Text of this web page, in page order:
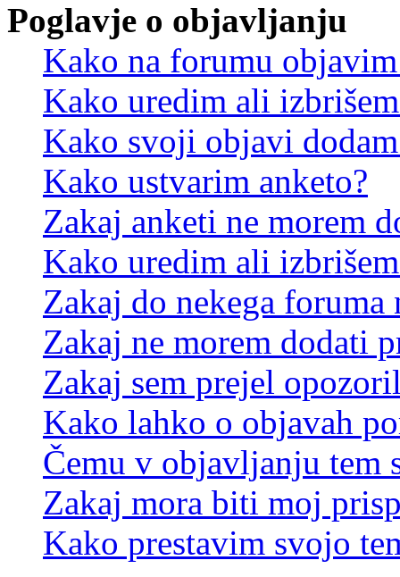
Poglavje o objavljanju
Kako na forumu
Kako uredim ali
Kako svoji objavi
Kako ustvarim anketo?
Zakaj anketi ne morem
Kako uredim ali
Zakaj do nekega foruma
Zakaj ne morem dodati
Zakaj sem prejel
Kako lahko o objavah
Čemu v objavljanju tem
Zakaj mora biti moj
Kako prestavim svojo